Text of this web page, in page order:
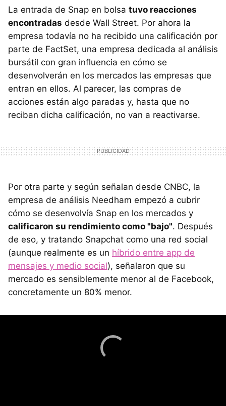
La entrada de Snap en bolsa tuvo reacciones
encontradas desde Wall Street. Por ahora la
empresa todavía no ha recibido una calificación por
parte de FactSet, una empresa dedicada al análisis
bursátil con gran influencia en cómo se
desenvolverán en los mercados las empresas que
entran en ellos. Al parecer, las compras de
acciones están algo paradas y, hasta que no
reciban dicha calificación, no van a reactivarse.
Por otra parte y según señalan desde CNBC, la
empresa de análisis Needham empezó a cubrir
cómo se desenvolvía Snap en los mercados y
calificaron su rendimiento como "bajo". Después
de eso, y tratando Snapchat como una red social
(aunque realmente es un híbrido entre app de
mensajes y medio social), señalaron que su
mercado es sensiblemente menor al de Facebook,
concretamente un 80% menor.